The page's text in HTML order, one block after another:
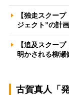
【独走スクー
ジェクト”の計
【追及スクー
明かされる柳
古賀真人「